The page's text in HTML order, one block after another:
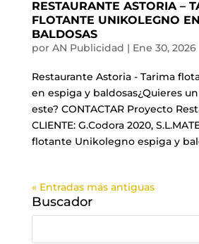
RESTAURANTE ASTORIA –
FLOTANTE UNIKOLEGNO
BALDOSAS
por AN Publicidad | Ene 30, 2026
Restaurante Astoria - Tarima
en espiga y baldosas¿Quieres
este? CONTACTAR Proyecto
CLIENTE: G.Codora 2020,
flotante Unikolegno espiga y
« Entradas más antiguas
Buscador